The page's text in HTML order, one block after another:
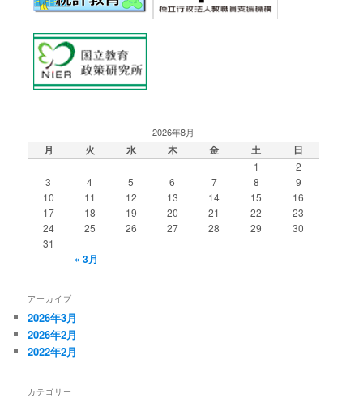
2026年8月
月 火 水 木 金 土 日
1
2
3
4 5 6 7 8
9
10
11 12 13 14 15
16
17
18 19 20 21 22
23
24
25 26 27 28 29
30
31
« 3月
アーカイブ
2026年3月
2026年2月
2022年2月
カテゴリー